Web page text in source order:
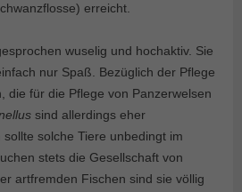
erreicht.
wuselig und hochaktiv. Sie
nur Spaß. Bezüglich der Pflege
die für die Pflege von Panzerwelsen
sind allerdings eher
solche Tiere unbedingt im
stets die Gesellschaft von
artfremden Fischen sind sie völlig